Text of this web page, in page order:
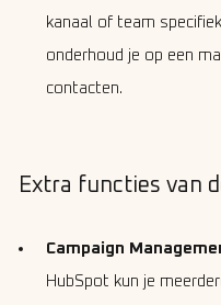
kanaal of team
onderhoud je op een
contacten.
Extra functies van
Campaign
HubSpot kun je